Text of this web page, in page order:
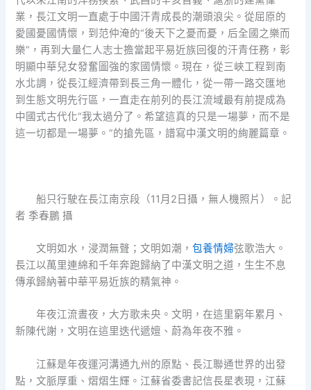
業，長江文明一直處于中國汗青成長的潮頭浪尖。從屈原的
愛國憂國情懷，到范仲淹的“後天下之憂而憂，后全國之樂而
樂”，再到大量仁人志士擔當起平易近族回復的汗青任務，彰
明顯中華兒女發奮圖強的家國情懷。現在，從三峽工程到南
水北調，從長江經濟帶到長三角一體化，從一帶一路交匯地
到生態文明先行區，一直走在前列的長江流域最有前提成為
中國式古代化“我太過分了。希望這真的只是一場夢，而不是
這一切都是一場夢。”的搶先區，譜寫中漢文明的絢麗篇章。
船只行駛在長江南京段（11月2日攝，無人機照片）。記
者 季春鵬 攝
文明如水，浸潤無聲；文明如潮， 包養情婦弦歌浩大。
長江以萬里連綿和千年奔跑歸納了中漢文明之道，生生不息
傳承歸納著中華平易近族的精氣神。
年夜江流晝夜，大方歌未央。文明，在這里窮年累月、
新陳代謝，文明在這里迭代遞嬗、蔚為年夜不雅。
江蘇是年夜運河溝通九州的原點、長江聯通世界的出發
點，文脈厚重、熠熠生輝。江蘇省委書記信長星表現，江蘇